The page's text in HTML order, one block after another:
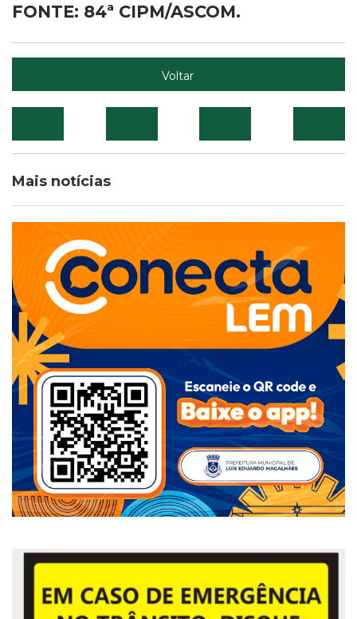
FONTE: 84ª CIPM/ASCOM.
Voltar
Mais notícias